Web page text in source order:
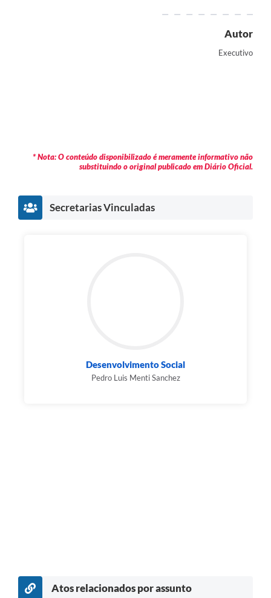
Autor
Executivo
* Nota: O conteúdo disponibilizado é meramente informativo não
substituindo o original publicado em Diário Oficial.
Secretarias Vinculadas
Desenvolvimento Social
Pedro Luis Menti Sanchez
Atos relacionados por assunto